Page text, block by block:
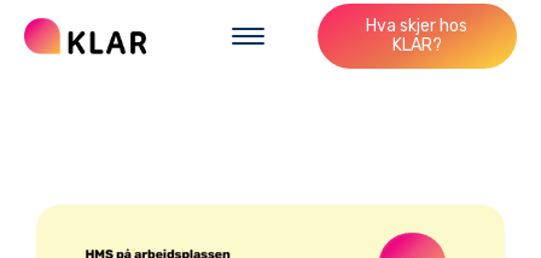
Hva skjer hos
KLAR?